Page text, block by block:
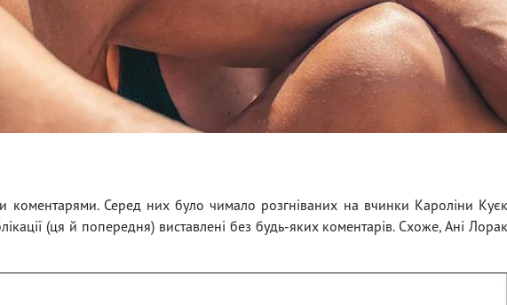
коментарями. Серед них було чимало розгніваних на вчинки Кароліни Куєк
(ця й попередня) виставлені без будь-яких коментарів. Схоже, Ані Лорак